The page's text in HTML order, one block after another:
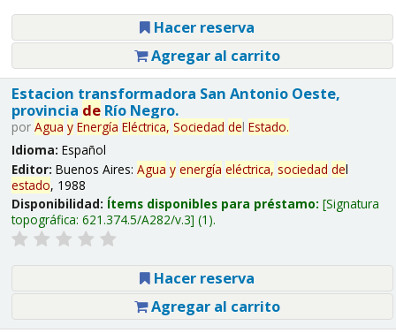
Hacer reserva
Agregar al carrito
Estacion transformadora San Antonio Oeste,
provincia deRío Negro.
por Agua y Energía Eléctrica, Sociedad del Estado.
Idioma: Español
Editor: Buenos Aires: Agua y energía eléctrica, sociedad del
estado, 1988
Disponibilidad: Ítems disponibles para préstamo: Signatura
topográfica: 621.374.5/A282/v.3 (1).
Hacer reserva
Agregar al carrito